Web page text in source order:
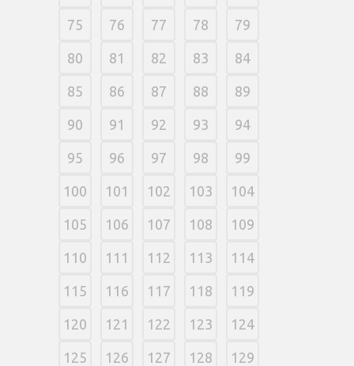
75 76 77 78 79
80 81 82 83 84
85 86 87 88 89
90 91 92 93 94
95 96 97 98 99
100 101 102 103 104
105 106 107 108 109
110 111 112 113 114
115 116 117 118 119
120 121 122 123 124
125 126 127 128 129